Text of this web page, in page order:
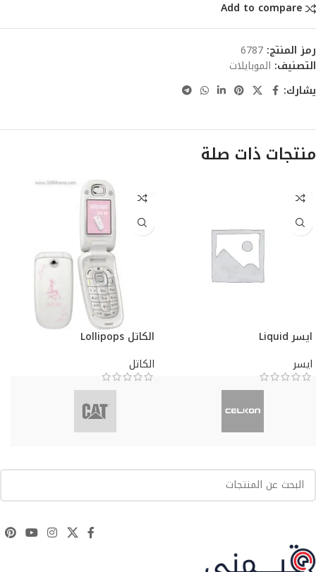
Add to compare
رمز المنتج: 6787
التصنيف: الموبايلات
يشارك:
منتجات ذات صلة
ايسر Liquid
ايسر
الكاتل Lollipops
الكاتل